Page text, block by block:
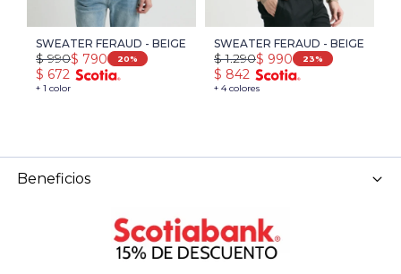
SWEATER FERAUD - BEIGE
+ 1 color
$ 790
$ 990 20
$ 672
SWEATER FERAUD - BEIGE
+ 4 colores
$ 990
$ 1.290 23
$ 842
Beneficios